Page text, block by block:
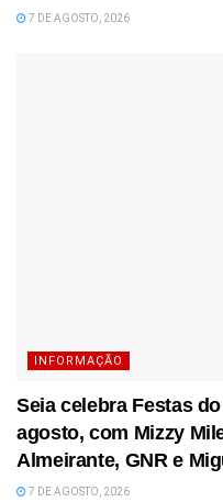
7 DE AGOSTO, 2026
INFORMAÇÃO
Seia celebra Festas
agosto, com Mizzy
Almeirante, GNR e
7 DE AGOSTO, 2026